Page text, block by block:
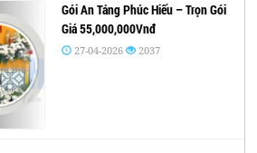
Gói An Táng Phúc Hiếu – Trọn Gói
Giá 55,000,000Vnđ
27-04-2026 2037